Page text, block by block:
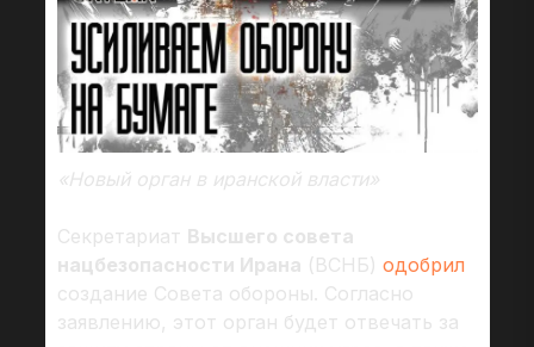
«Новый орган в иранской власти»
Секретариат Высшего совета
нацбезопасности Ирана (ВСНБ) одобрил
создание Совета обороны. Согласно
заявлению, этот орган будет отвечать за